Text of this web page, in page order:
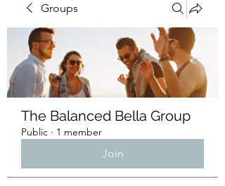
Groups
The Balanced Bella Group
Public · 1 member
Join